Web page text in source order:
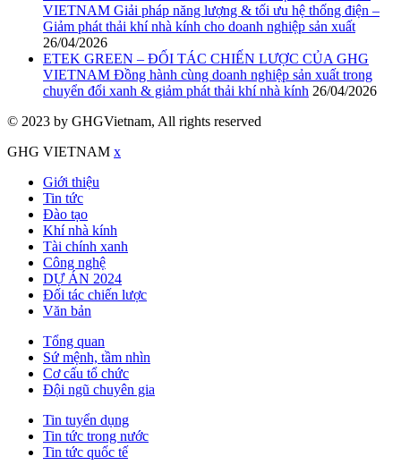
VIETNAM Giải pháp năng lượng & tối ưu hệ thống điện –
Giảm phát thải khí nhà kính cho doanh nghiệp sản xuất
26/04/2026
ETEK GREEN – ĐỐI TÁC CHIẾN LƯỢC CỦA GHG
VIETNAM Đồng hành cùng doanh nghiệp sản xuất trong
chuyển đổi xanh & giảm phát thải khí nhà kính 26/04/2026
© 2023 by GHGVietnam, All rights reserved
GHG VIETNAM x
Giới thiệu
Tin tức
Đào tạo
Khí nhà kính
Tài chính xanh
Công nghệ
DỰ ÁN 2024
Đối tác chiến lược
Văn bản
Tổng quan
Sứ mệnh, tầm nhìn
Cơ cấu tổ chức
Đội ngũ chuyên gia
Tin tuyển dụng
Tin tức trong nước
Tin tức quốc tế